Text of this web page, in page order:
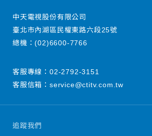
追蹤我們
中天電視股份有限公司
臺北市內湖區民權東路六段25號
總機：(02)6600-7766
客服專線： 02-2792-3151
客服信箱： service@ctitv.com.tw